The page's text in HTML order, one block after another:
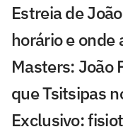
Estreia de
horário e onde
Masters: João
que Tsitsipas
Exclusivo: